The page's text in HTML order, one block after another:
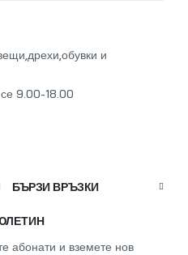
и
9.00-18.00
БЪРЗИ ВРЪЗКИ
абонати и вземете нов